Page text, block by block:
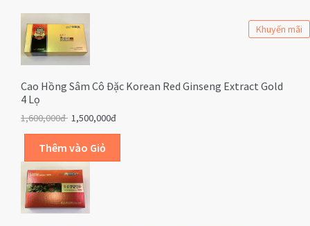
Khuyến mãi
Cao Hồng Sâm Cô Đặc Korean Red Ginseng Extract Gold
4 Lọ
1,600,000đ 1,500,000đ